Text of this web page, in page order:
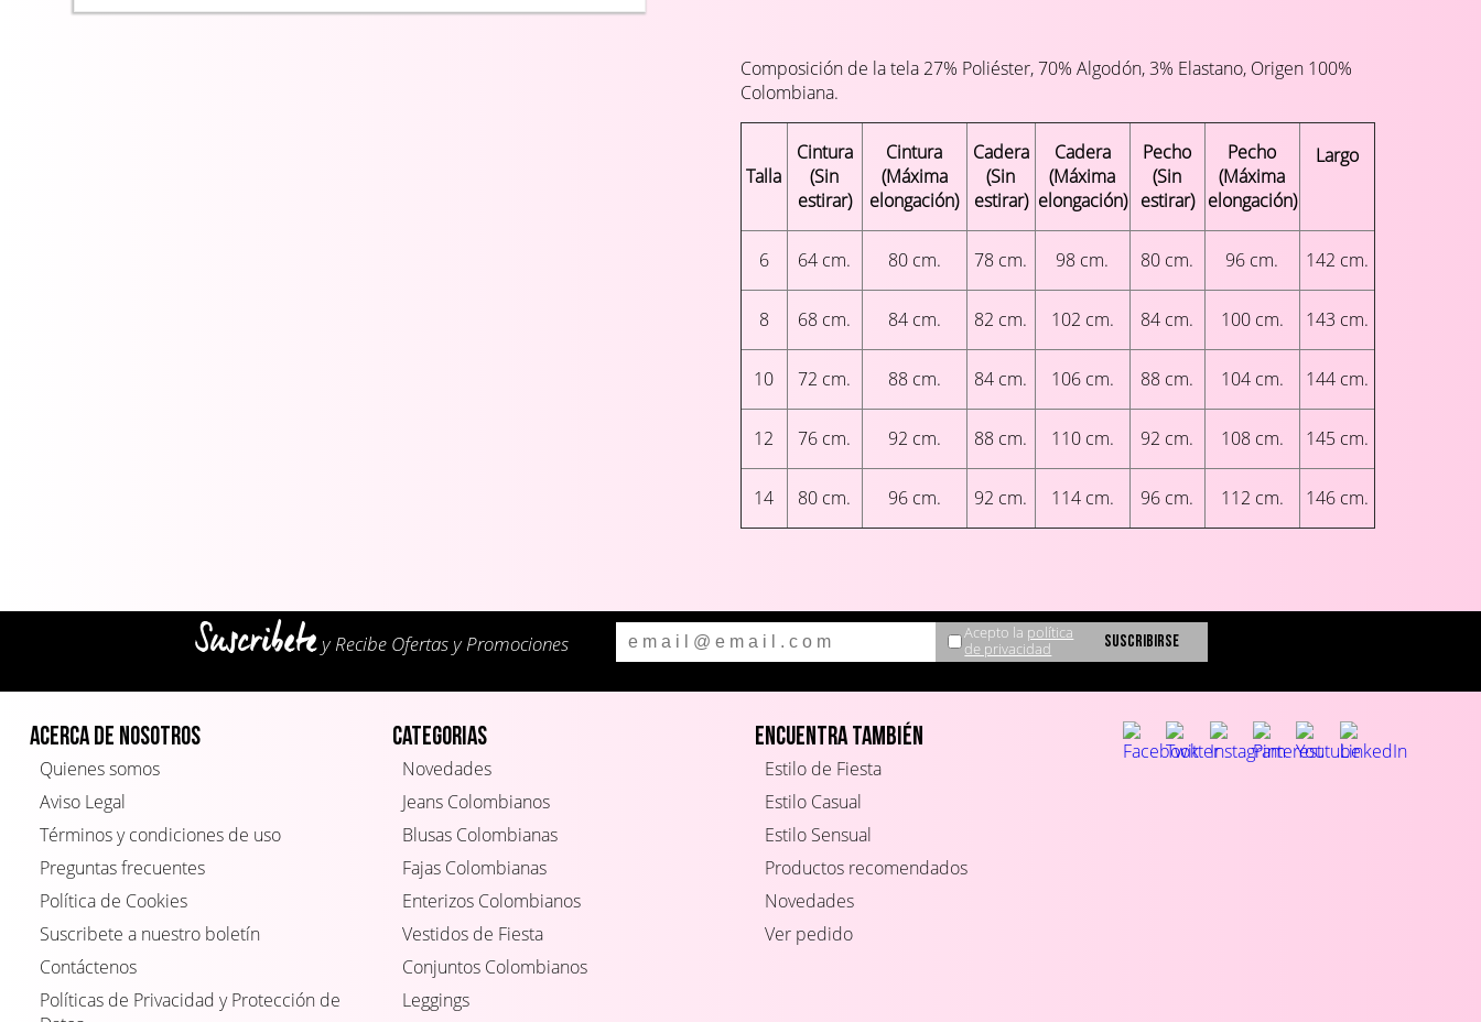
Composición de la tela 27% Poliéster, 70% Algodón, 3% Elastano, Origen 100%
Colombiana.
Talla
Cintura
(Sin
estirar)
Cintura
(Máxima
elongación)
Cadera
(Sin
estirar)
Cadera
(Máxima
elongación)
Pecho
(Sin
estirar)
Pecho
(Máxima
elongación)
Largo
6 64 cm. 80 cm. 78 cm. 98 cm. 80 cm. 96 cm. 142 cm.
8 68 cm. 84 cm. 82 cm. 102 cm. 84 cm. 100 cm. 143 cm.
10 72 cm. 88 cm. 84 cm. 106 cm. 88 cm. 104 cm. 144 cm.
12 76 cm. 92 cm. 88 cm. 110 cm. 92 cm. 108 cm. 145 cm.
14 80 cm. 96 cm. 92 cm. 114 cm. 96 cm. 112 cm. 146 cm.
Suscribete y Recibe Ofertas y Promociones Acepto la política
de privacidad
Acerca de Nosotros
Quienes somos
Aviso Legal
Términos y condiciones de uso
Preguntas frecuentes
Política de Cookies
Suscribete a nuestro boletín
Contáctenos
Políticas de Privacidad y Protección de
Categorias
Novedades
Jeans Colombianos
Blusas Colombianas
Fajas Colombianas
Enterizos Colombianos
Vestidos de Fiesta
Conjuntos Colombianos
Leggings
Encuentra también
Estilo de Fiesta
Estilo Casual
Estilo Sensual
Productos recomendados
Novedades
Ver pedido